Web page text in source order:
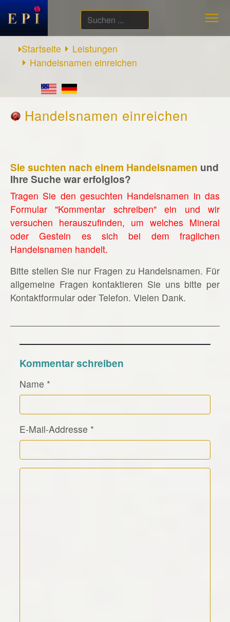
Suchen
...
Startseite
Leistungen
Handelsnamen einreichen
Handelsnamen einreichen
Sie suchten nach einem Handelsnamen und
Ihre Suche war erfolglos?
Tragen Sie den gesuchten Handelsnamen in das
Formular "Kommentar schreiben" ein und wir
versuchen herauszufinden, um welches Mineral
oder Gestein es sich bei dem fraglichen
Handelsnamen handelt.
Bitte stellen Sie nur Fragen zu Handelsnamen. Für
allgemeine Fragen kontaktieren Sie uns bitte per
Kontaktformular oder Telefon. Vielen Dank.
Kommentar schreiben
Name *
E-Mail-Addresse *
Kommentar Text